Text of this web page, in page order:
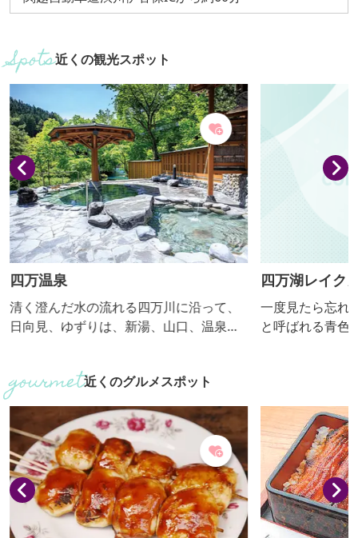
近くの観光スポット
四万温泉
清く澄んだ水の流れる四万川に沿って、
日向見、ゆずりは、新湯、山口、温泉口
には、「四万（よんまん）の病に効く温
泉」ということからこの名がついた、と
の言い伝えがあります。 肌に吸い付くよ
うな湯の特徴は、炭酸水素塩泉、硫化塩
泉、硫黄泉を併せ持つ「三大美人泉
質」。クレンジング、デトックス、保湿
が期待できる「美肌の湯」として高く...
四万湖レイク
一度見たら忘れ
と呼ばれる青色
近くのグルメスポット